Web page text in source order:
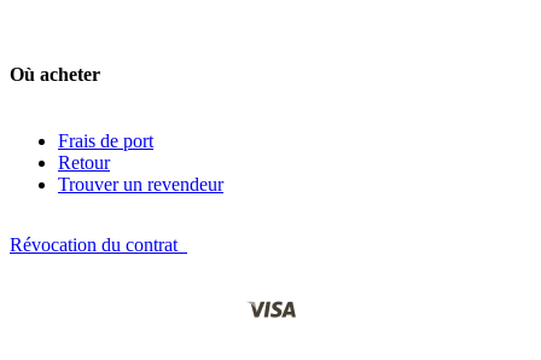
Où acheter
Frais de port
Retour
Trouver un revendeur
Révocation du contrat